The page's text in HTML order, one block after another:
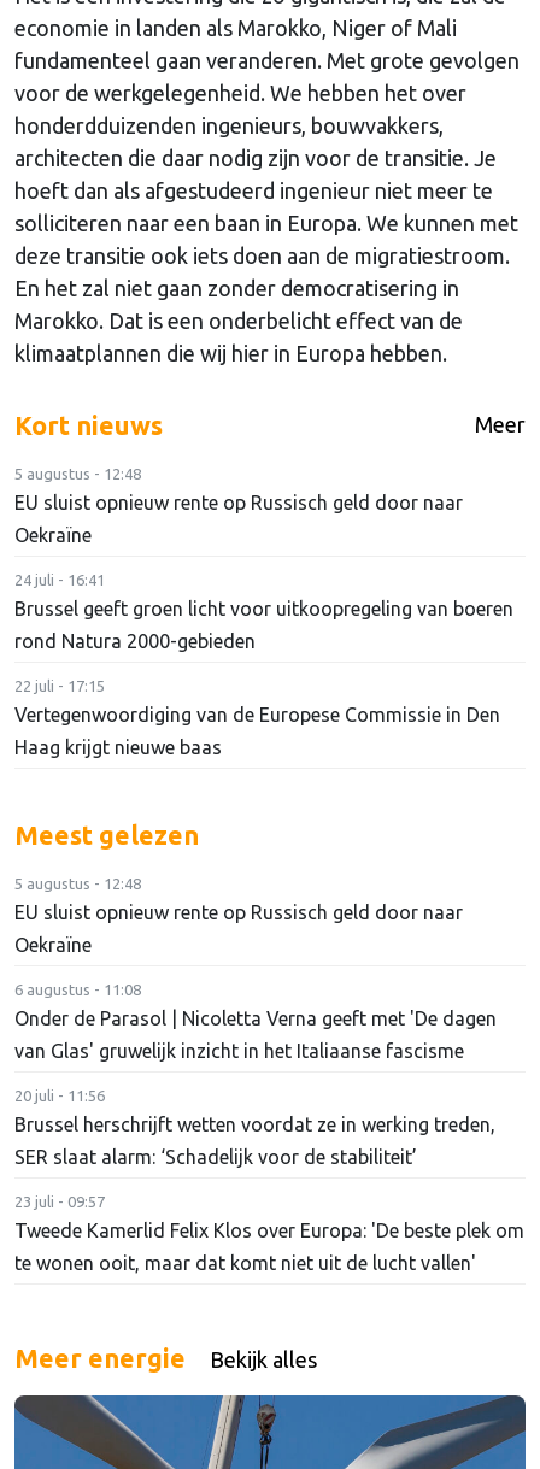
economie in landen als Marokko, Niger of Mali
fundamenteel gaan veranderen. Met grote gevolgen
voor de werkgelegenheid. We hebben het over
honderdduizenden ingenieurs, bouwvakkers,
architecten die daar nodig zijn voor de transitie. Je
hoeft dan als afgestudeerd ingenieur niet meer te
solliciteren naar een baan in Europa. We kunnen met
deze transitie ook iets doen aan de migratiestroom.
En het zal niet gaan zonder democratisering in
Marokko. Dat is een onderbelicht effect van de
klimaatplannen die wij hier in Europa hebben.
Kort nieuws Meer
5 augustus - 12:48
EU sluist opnieuw rente op Russisch geld door naar
Oekraïne
24 juli - 16:41
Brussel geeft groen licht voor uitkoopregeling van boeren
rond Natura 2000-gebieden
22 juli - 17:15
Vertegenwoordiging van de Europese Commissie in Den
Haag krijgt nieuwe baas
Meest gelezen
5 augustus - 12:48
EU sluist opnieuw rente op Russisch geld door naar
Oekraïne
6 augustus - 11:08
Onder de Parasol | Nicoletta Verna geeft met 'De dagen
van Glas' gruwelijk inzicht in het Italiaanse fascisme
20 juli - 11:56
Brussel herschrijft wetten voordat ze in werking treden,
SER slaat alarm: ‘Schadelijk voor de stabiliteit’
23 juli - 09:57
Tweede Kamerlid Felix Klos over Europa: 'De beste plek om
te wonen ooit, maar dat komt niet uit de lucht vallen'
Meer energie Bekijk alles